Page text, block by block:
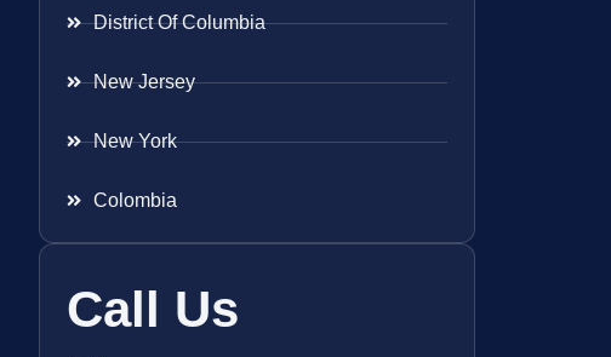
District Of Columbia
New Jersey
New York
Colombia
Call Us